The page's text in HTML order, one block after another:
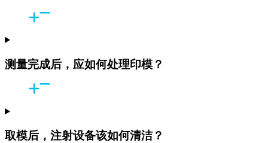
测量完成后，应如何处理印模？
取模后，注射设备该如何清洁？